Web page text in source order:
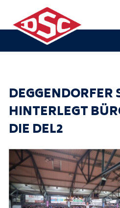
DEGGENDORFER
HINTERLEGT
DIE DEL2